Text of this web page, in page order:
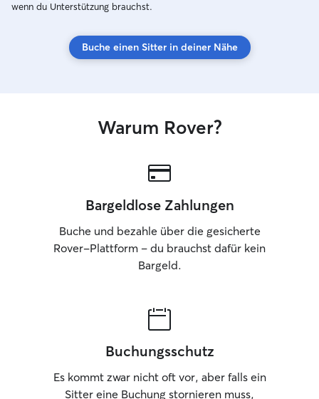
wenn du Unterstützung brauchst.
Buche einen Sitter in deiner Nähe
Warum Rover?
Bargeldlose Zahlungen
Buche und bezahle über die gesicherte
Rover-Plattform – du brauchst dafür kein
Bargeld.
Buchungsschutz
Es kommt zwar nicht oft vor, aber falls ein
Sitter eine Buchung stornieren muss,